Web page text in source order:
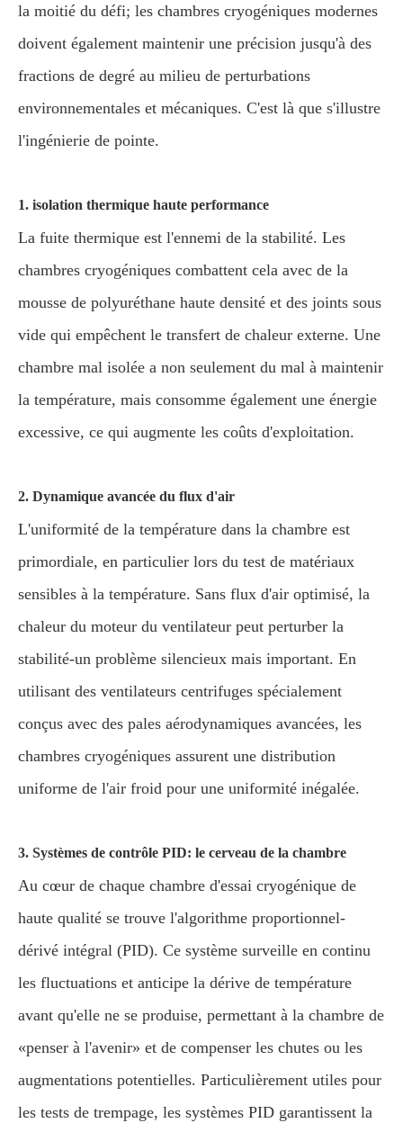
la moitié du défi; les chambres cryogéniques modernes
doivent également maintenir une précision jusqu'à des
fractions de degré au milieu de perturbations
environnementales et mécaniques. C'est là que s'illustre
l'ingénierie de pointe.
1. isolation thermique haute performance
La fuite thermique est l'ennemi de la stabilité. Les
chambres cryogéniques combattent cela avec de la
mousse de polyuréthane haute densité et des joints sous
vide qui empêchent le transfert de chaleur externe. Une
chambre mal isolée a non seulement du mal à maintenir
la température, mais consomme également une énergie
excessive, ce qui augmente les coûts d'exploitation.
2. Dynamique avancée du flux d'air
L'uniformité de la température dans la chambre est
primordiale, en particulier lors du test de matériaux
sensibles à la température. Sans flux d'air optimisé, la
chaleur du moteur du ventilateur peut perturber la
stabilité-un problème silencieux mais important. En
utilisant des ventilateurs centrifuges spécialement
conçus avec des pales aérodynamiques avancées, les
chambres cryogéniques assurent une distribution
uniforme de l'air froid pour une uniformité inégalée.
3. Systèmes de contrôle PID: le cerveau de la chambre
Au cœur de chaque chambre d'essai cryogénique de
haute qualité se trouve l'algorithme proportionnel-
dérivé intégral (PID). Ce système surveille en continu
les fluctuations et anticipe la dérive de température
avant qu'elle ne se produise, permettant à la chambre de
«penser à l'avenir» et de compenser les chutes ou les
augmentations potentielles. Particulièrement utiles pour
les tests de trempage, les systèmes PID garantissent la